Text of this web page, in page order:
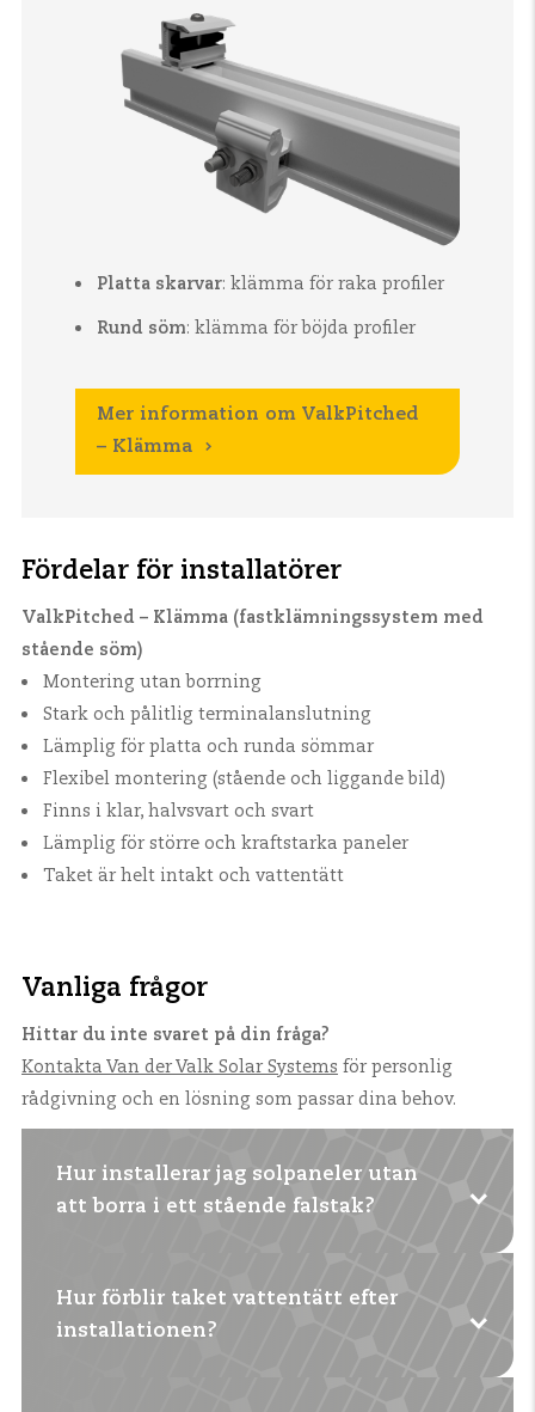
Platta skarvar: klämma för raka profiler
Rund söm: klämma för böjda profiler
Mer information om ValkPitched
– Klämma
Fördelar för installatörer
ValkPitched – Klämma (fastklämningssystem med
stående söm)
Montering utan borrning
Stark och pålitlig terminalanslutning
Lämplig för platta och runda sömmar
Flexibel montering (stående och liggande bild)
Finns i klar, halvsvart och svart
Lämplig för större och kraftstarka paneler
Taket är helt intakt och vattentätt
Vanliga frågor
Hittar du inte svaret på din fråga?
Kontakta Van der Valk Solar Systems för personlig
rådgivning och en lösning som passar dina behov.
Hur installerar jag solpaneler utan
att borra i ett stående falstak?
Med speciella sömklämmor som du fäster i
sömmen. Detta förhindrar skador på taket.
Hur förblir taket vattentätt efter
installationen?